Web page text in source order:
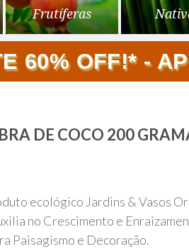
Frutíferas
60% OFF!* -
DE COCO 200
ecológico Jardins & Vasos
no Crescimento e
Paisagismo e Decoração.